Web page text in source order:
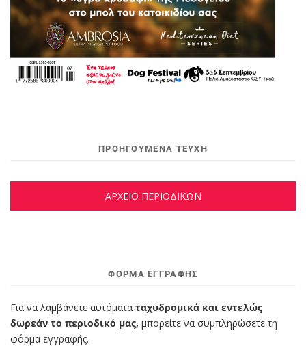
ΠΡΟΗΓΟΥΜΕΝΑ ΤΕΥΧΗ
ΑΡΧΕΙΟ ΠΕΡΙΟΔΙΚΩΝ
ΦΌΡΜΑ ΕΓΓΡΑΦΉΣ
Για να λαμβάνετε αυτόματα ταχυδρομικά και εντελώς
δωρεάν το περιοδικό μας, μπορείτε να συμπληρώσετε τη
φόρμα εγγραφής.